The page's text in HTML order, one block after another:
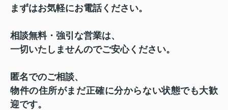
まずはお気軽にお電話ください。
相談無料・強引な営業は、
一切いたしませんのでご安心ください。
匿名でのご相談、
物件の住所がまだ正確に分からない状態でも大歓
迎です。